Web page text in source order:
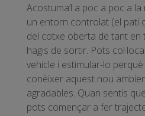
Acostuma’l a poc a poc a
un entorn controlat (el pati
del cotxe oberta de tant en
hagis de sortir. Pots
vehicle i estimular-lo
conèixer aquest nou
agradables. Quan sentis
pots començar a fer